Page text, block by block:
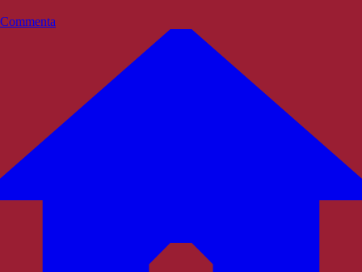
Commenta